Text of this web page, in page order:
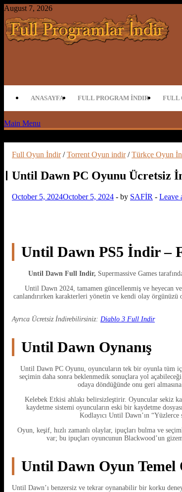
Skip
content
August 7, 2026
Full Program İndir Full
ANASAYFA FULL PROGRAM İNDIR FULL
Main Menu
Full Oyun İndir/Torrent Oyun indir/Türkçe Oyun
Until Dawn PC Oyunu Ücretsiz
October 5, 2024October 5, 2024 - by SAFİR - Leave
Until Dawn PS5 İndir –
Until Dawn Full Indir, Supermassive Games
Until Dawn 2024, tamamen güncellenmiş ve heyecan
canlandırırken karakterleri yönetin ve kendi olay
Ayrıca Ücretsiz İndirebilirsiniz: Diablo 3 Full Indir
Until Dawn Oynanış
Until Dawn PC Oyunu, oyuncuların tek bir oyunla tüm
seçimin daha sonra beklenmedik sonuçlara yol
odaya döndüğünde onu geri
Kelebek Etkisi ahlakı belirsizleştirir. Oyuncular sekiz
kaydetme sistemi oyuncuların eski bir kaydetme
Kodlayıcı Until Dawn’ın
Oyun, keşif, hızlı zamanlı olaylar, ipuçları bulma ve
var; bu ipuçları oyuncunun Blackwood’un
Until Dawn Oyun Temel
Until Dawn’ı benzersiz ve tekrar oynanabilir bir korku